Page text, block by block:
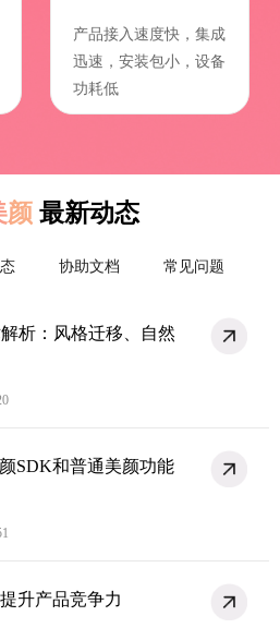
产品接入速度快，集成
迅速，安装包小，设备
功耗低
颜 最新动态
协助文档 常见问题
析：风格迁移、自然
SDK和普通美颜功能
升产品竞争力